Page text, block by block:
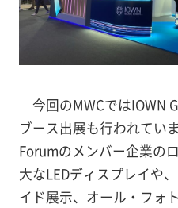
今回のMWCではIOWN
ブース出展も行われてい
Forumのメンバー企業の
大なLEDディスプレイや
イド展示、オール・フォ